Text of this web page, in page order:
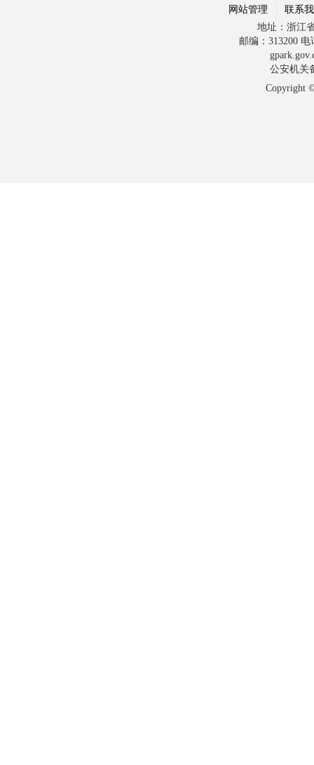
网站管理
联系
地址：浙江
邮编：313200 电
公安机关
Copyright